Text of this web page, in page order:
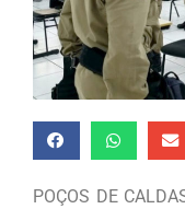
POÇOS DE